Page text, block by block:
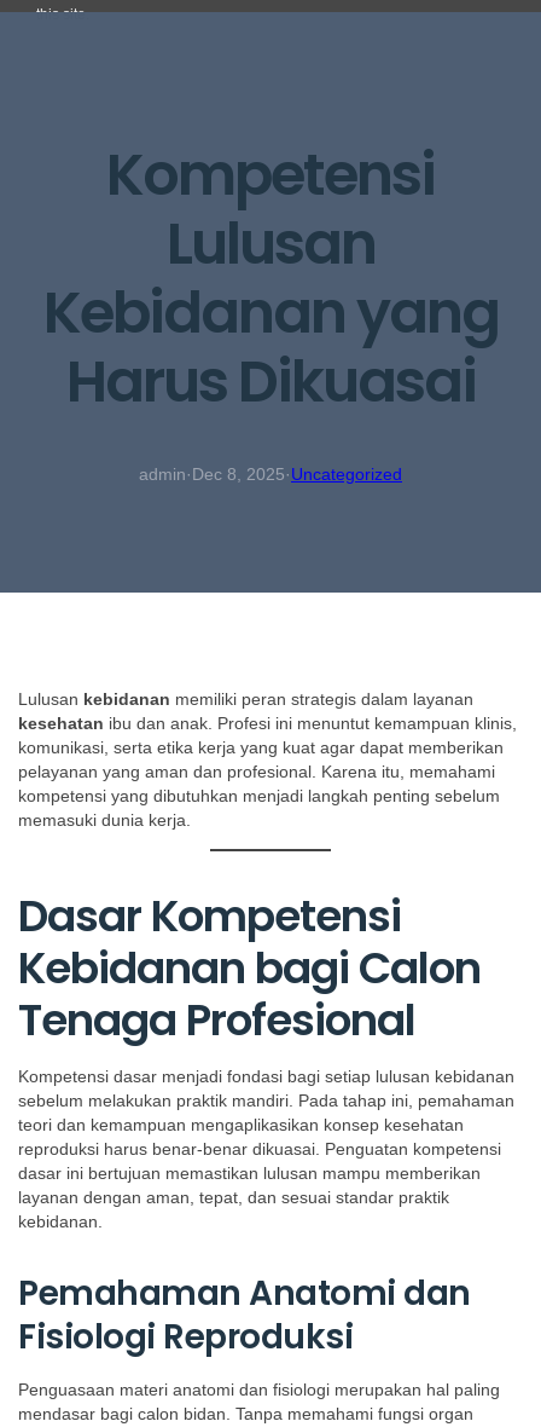
this site.
Kompetensi
Lulusan
Kebidanan yang
Harus Dikuasai
admin·Dec 8, 2025·Uncategorized
Lulusan kebidanan memiliki peran strategis dalam layanan
kesehatan ibu dan anak. Profesi ini menuntut kemampuan klinis,
komunikasi, serta etika kerja yang kuat agar dapat memberikan
pelayanan yang aman dan profesional. Karena itu, memahami
kompetensi yang dibutuhkan menjadi langkah penting sebelum
memasuki dunia kerja.
Dasar Kompetensi
Kebidanan bagi Calon
Tenaga Profesional
Kompetensi dasar menjadi fondasi bagi setiap lulusan kebidanan
sebelum melakukan praktik mandiri. Pada tahap ini, pemahaman
teori dan kemampuan mengaplikasikan konsep kesehatan
reproduksi harus benar-benar dikuasai. Penguatan kompetensi
dasar ini bertujuan memastikan lulusan mampu memberikan
layanan dengan aman, tepat, dan sesuai standar praktik
kebidanan.
Pemahaman Anatomi dan
Fisiologi Reproduksi
Penguasaan materi anatomi dan fisiologi merupakan hal paling
mendasar bagi calon bidan. Tanpa memahami fungsi organ